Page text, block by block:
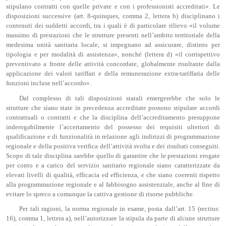
stipulano contratti con quelle private e con i professionisti accreditati». Le
disposizioni successive (art. 8-quinques, comma 2, lettera b) disciplinano i
contenuti dei suddetti accordi, tra i quali è di particolare rilievo «il volume
massimo di prestazioni che le strutture presenti nell’ambito territoriale della
medesima unità sanitaria locale, si impegnano ad assicurare, distinto per
tipologia e per modalità di assistenza», nonché (lettera d) «il corrispettivo
preventivato a fronte delle attività concordate, globalmente risultante dalla
applicazione dei valori tariffari e della remunerazione extra-tariffaria delle
funzioni incluse nell’accordo».
Dal complesso di tali disposizioni statali emergerebbe che solo le
strutture che siano state in precedenza accreditate possono stipulare accordi
contrattuali o contratti e che la disciplina dell’accreditamento presuppone
inderogabilmente l’accertamento del possesso dei requisiti ulteriori di
qualificazione e di funzionalità in relazione agli indirizzi di programmazione
regionale e della positiva verifica dell’attività svolta e dei risultati conseguiti.
Scopo di tale disciplina sarebbe quello di garantire che le prestazioni erogate
per conto e a carico del servizio sanitario regionale siano caratterizzate da
elevati livelli di qualità, efficacia ed efficienza, e che siano coerenti rispetto
alla programmazione regionale e al fabbisogno assistenziale, anche al fine di
evitare lo spreco a comunque la cattiva gestione di risorse pubbliche.
Per tali ragioni, la norma regionale in esame, posta dall’art. 15 (rectius:
16), comma 1, lettera a), nell’autorizzare la stipula da parte di alcune strutture